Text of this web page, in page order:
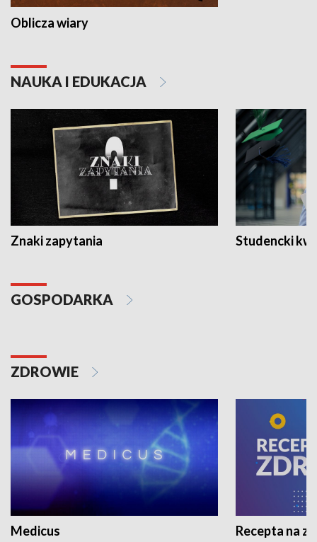
Oblicza wiary
NAUKA I EDUKACJA
Znaki zapytania Studencki
GOSPODARKA
ZDROWIE
Medicus Recepta na